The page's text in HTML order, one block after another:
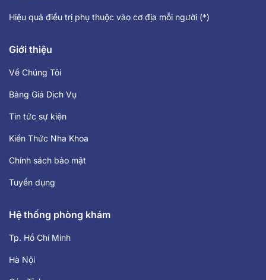
Hiệu quả điều trị phụ thuộc vào cơ địa mỗi người (*)
Giới thiệu
Về Chúng Tôi
Bảng Giá Dịch Vụ
Tin tức sự kiện
Kiến Thức Nha Khoa
Chính sách bảo mật
Tuyển dụng
Hệ thống phòng khám
Tp. Hồ Chí Minh
Hà Nội